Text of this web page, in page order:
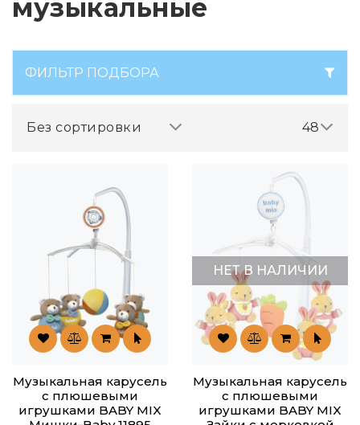
музыкальные
ФИЛЬТР ПОДБОРА
48
Без сортировки
Музыкальная карусель
с плюшевыми
игрушками BABY MIX
НЕТ В НАЛИЧИИ
Музыкальная карусель
с плюшевыми
игрушками BABY MIX